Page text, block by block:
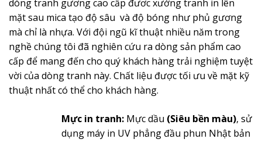
dòng tranh gương cao cấp đươc xưởng tranh in lên
mặt sau mica tạo độ sâu và độ bóng như phủ gương
mà chỉ là nhựa. Với đội ngũ kĩ thuật nhiều năm trong
nghề chúng tôi đã nghiên cứu ra dòng sản phẩm cao
cấp để mang đến cho quý khách hàng trải nghiệm tuyệt
vời của dòng tranh này. Chất liệu được tối ưu về mặt kỹ
thuật nhất có thể cho khách hàng.
Mực in tranh:Mực dầu (Siêu bền màu), sử
dụng máy in UV phẳng đầu phun Nhật bản